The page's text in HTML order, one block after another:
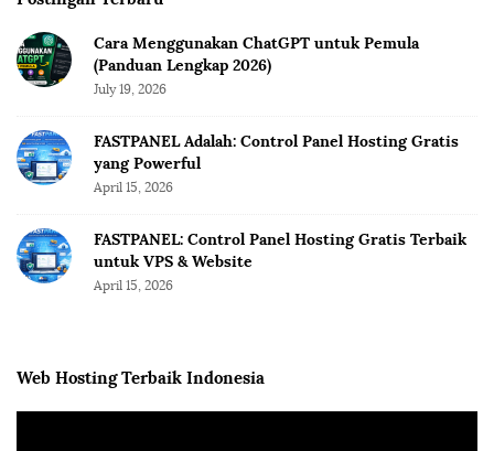
Cara Menggunakan ChatGPT untuk Pemula
(Panduan Lengkap 2026)
July 19, 2026
FASTPANEL Adalah: Control Panel Hosting Gratis
yang Powerful
April 15, 2026
FASTPANEL: Control Panel Hosting Gratis Terbaik
untuk VPS & Website
April 15, 2026
Web Hosting Terbaik Indonesia